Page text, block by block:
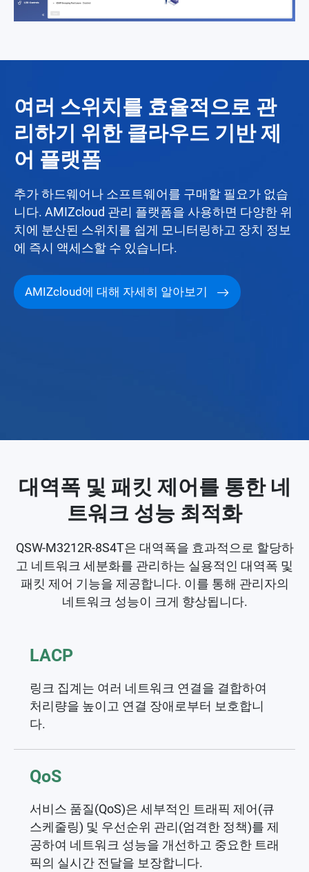
여러 스위치를 효율적으로 관
리하기 위한 클라우드 기반 제
어 플랫폼
추가 하드웨어나 소프트웨어를 구매할 필요가 없습
니다. AMIZcloud 관리 플랫폼을 사용하면 다양한 위
치에 분산된 스위치를 쉽게 모니터링하고 장치 정보
에 즉시 액세스할 수 있습니다.
AMIZcloud에 대해 자세히 알아보기
대역폭 및 패킷 제어를 통한 네
트워크 성능 최적화
QSW-M3212R-8S4T은 대역폭을 효과적으로 할당하
고 네트워크 세분화를 관리하는 실용적인 대역폭 및
패킷 제어 기능을 제공합니다. 이를 통해 관리자의
네트워크 성능이 크게 향상됩니다.
LACP
링크 집계는 여러 네트워크 연결을 결합하여
처리량을 높이고 연결 장애로부터 보호합니
다.
QoS
서비스 품질(QoS)은 세부적인 트래픽 제어(큐
스케줄링) 및 우선순위 관리(엄격한 정책)를 제
공하여 네트워크 성능을 개선하고 중요한 트래
픽의 실시간 전달을 보장합니다.